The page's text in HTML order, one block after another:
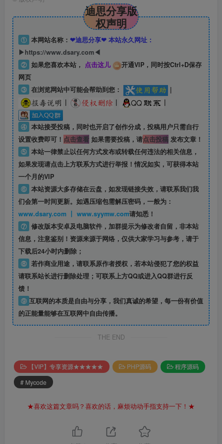
迪思分享版
权声明
① 本网站名称： ❤迪思分享❤ 本站永久网址：
▶https://www.dsary.com◀
② 如果您喜欢本站， 点击这儿
开通VIP，同时按Ctrl+D保存
网页
③ 在浏览网站中可能会帮助到您：
|
|
| |
④ 本站接受投稿，同时也开启了创作分成，投稿用户只需自行
设置收费即可！ 点击查看如果需要投稿，请点击投稿发布文章！
⑤ 本站一律禁止以任何方式发布或转载任何违法的相关信息，
如果发现请点击上方联系方式进行举报！情况如实，可获得本站
一个月的VIP
⑥ 本站资源大多存储在云盘，如发现链接失效，请联系我们我
们会第一时间更新。如遇压缩包需解压密码，一般为：
www.dsary.com 丨 www.syymw.com请知悉！
⑦ 修改版本安卓及电脑软件，加群提示为修改者自留， 非本站
信息，注意鉴别！资源来源于网络，仅供大家学习与参考，请于
下载后24小时内删除；
⑧ 若作商业用途，请联系原作者授权，若本站侵犯了您的权益
请联系站长进行删除处理；可联系上方QQ或进入QQ群进行反
馈！
⑨ 互联网的本质是自由与分享，我们真诚的希望，每一份有价值
的正能量能够在互联网中自由传播。
THE END
【VIP】专享资源★★★★★ PHP源码
程序源码
# Mycode
★喜欢这篇文章吗？喜欢的话，麻烦动动手指支持一下！★